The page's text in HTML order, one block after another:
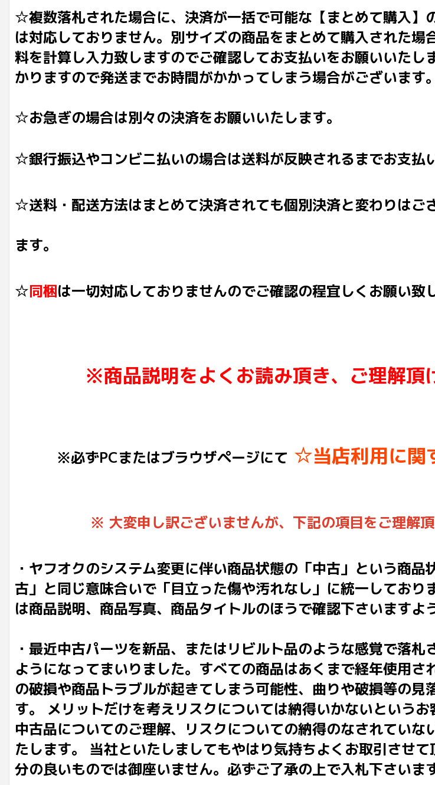
☆複数落札された場合に、決済が一括で可能な【まとめて購入】
は対応しておりません。別サイズの商品をまとめて購入された
料を計算し入力致しますのでご確認してお支払いをお願いいた
かりますので発送までお時間がかかってしまう場合がございます。
☆お急ぎの場合は別々の決済をお願いいたします。
☆銀行振込やコンビニ払いの場合は送料が反映されるまでお支払
☆送料・配送方法はまとめて決済されても個別決済と変わりはご
ます。
☆同梱は一切対応しておりませんのでご確認の程宜しくお願い致
※商品説明をよくお読み頂き、ご理解
※必ずPCまたはブラウザページにて ☆当店利用に関
※ 大変申し訳ございませんが、下記の項目をご理解
・ヤフオクのシステム変更に伴い商品状態の「中古」という商
古」と同じ意味合いで「目立った傷や汚れなし」に統一してお
は商品説明、商品写真、商品タイトルのほうで確認下さいますよ
・最近中古パーツを新品、またはリビルト品のような感覚で落
ようになってまいりました。すべての商品はあくまで経年使用
の破損や商品トラブルが起きてしまう可能性、曲りや破損等の
す。 メリットだけを考えリスクについては納得いかないというお
中古品についてのご理解、リスクについての納得のなされてい
たします。 当社といたしましてもやはり気持ちよくお取引させ
分の良いものでは御座いません。必ずご了承の上で入札下さいま